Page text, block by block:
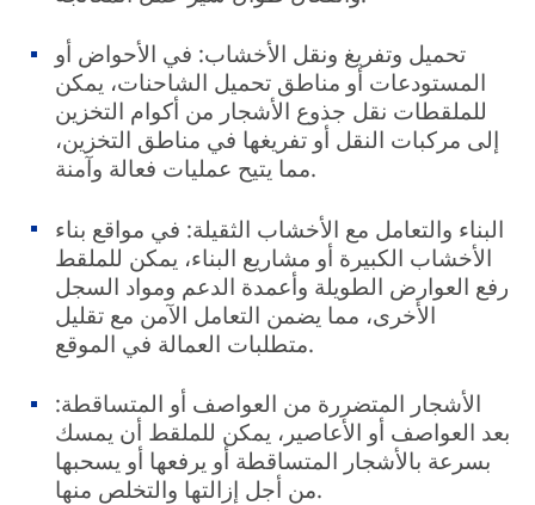
تحميل وتفريغ ونقل الأخشاب: في الأحواض أو
المستودعات أو مناطق تحميل الشاحنات، يمكن
للملقطات نقل جذوع الأشجار من أكوام التخزين
إلى مركبات النقل أو تفريغها في مناطق التخزين،
مما يتيح عمليات فعالة وآمنة.
البناء والتعامل مع الأخشاب الثقيلة: في مواقع بناء
الأخشاب الكبيرة أو مشاريع البناء، يمكن للملقط
رفع العوارض الطويلة وأعمدة الدعم ومواد السجل
الأخرى، مما يضمن التعامل الآمن مع تقليل
متطلبات العمالة في الموقع.
الأشجار المتضررة من العواصف أو المتساقطة:
بعد العواصف أو الأعاصير، يمكن للملقط أن يمسك
بسرعة بالأشجار المتساقطة أو يرفعها أو يسحبها
من أجل إزالتها والتخلص منها.